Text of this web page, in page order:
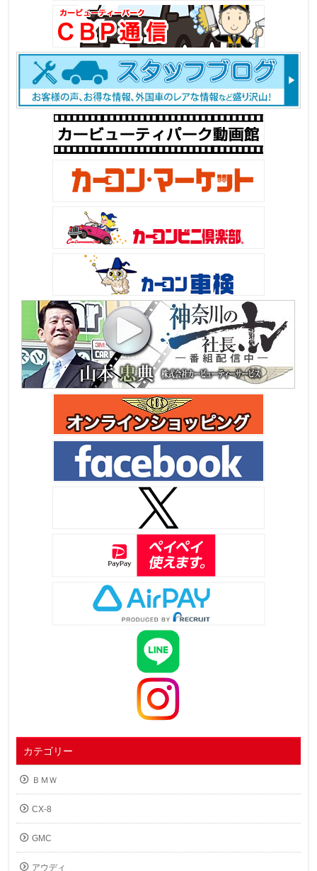
カテゴリー
ＢＭＷ
CX-8
GMC
アウディ